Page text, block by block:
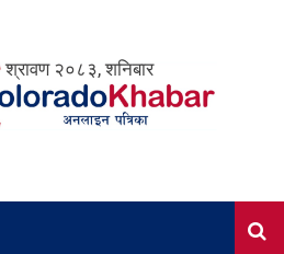
२०८३, शनिबार